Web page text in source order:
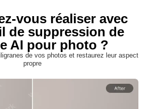
vous réaliser avec
de suppression de
AI pour photo ?
de vos photos et restaurez leur aspect
propre